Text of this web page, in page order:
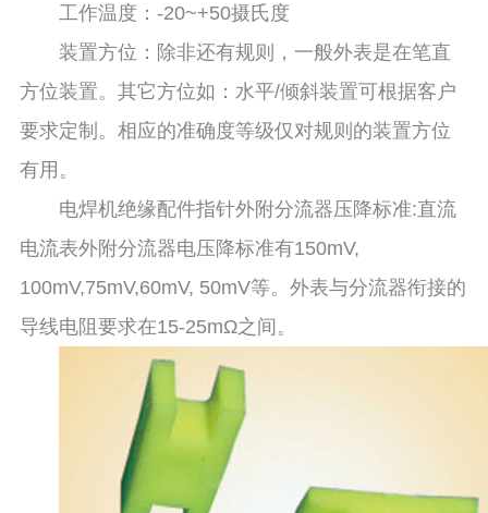
工作温度：-20~+50摄氏度
装置方位：除非还有规则，一般外表是在笔直
方位装置。其它方位如：水平/倾斜装置可根据客户
要求定制。相应的准确度等级仅对规则的装置方位
有用。
电焊机绝缘配件指针外附分流器压降标准:直流
电流表外附分流器电压降标准有150mV,
100mV,75mV,60mV, 50mV等。外表与分流器衔接的
导线电阻要求在15-25mΩ之间。